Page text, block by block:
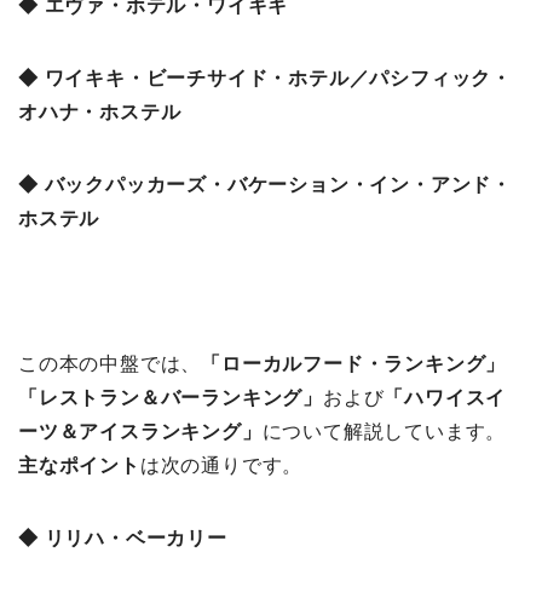
◆ エヴァ・ホテル・ワイキキ
◆ ワイキキ・ビーチサイド・ホテル／パシフィック・
オハナ・ホステル
◆ バックパッカーズ・バケーション・イン・アンド・
ホステル
この本の中盤では、 「ローカルフード・ランキング」
「レストラン＆バーランキング」 および「ハワイスイ
ーツ＆アイスランキング」 について解説しています。
主なポイント は次の通りです。
◆ リリハ・ベーカリー